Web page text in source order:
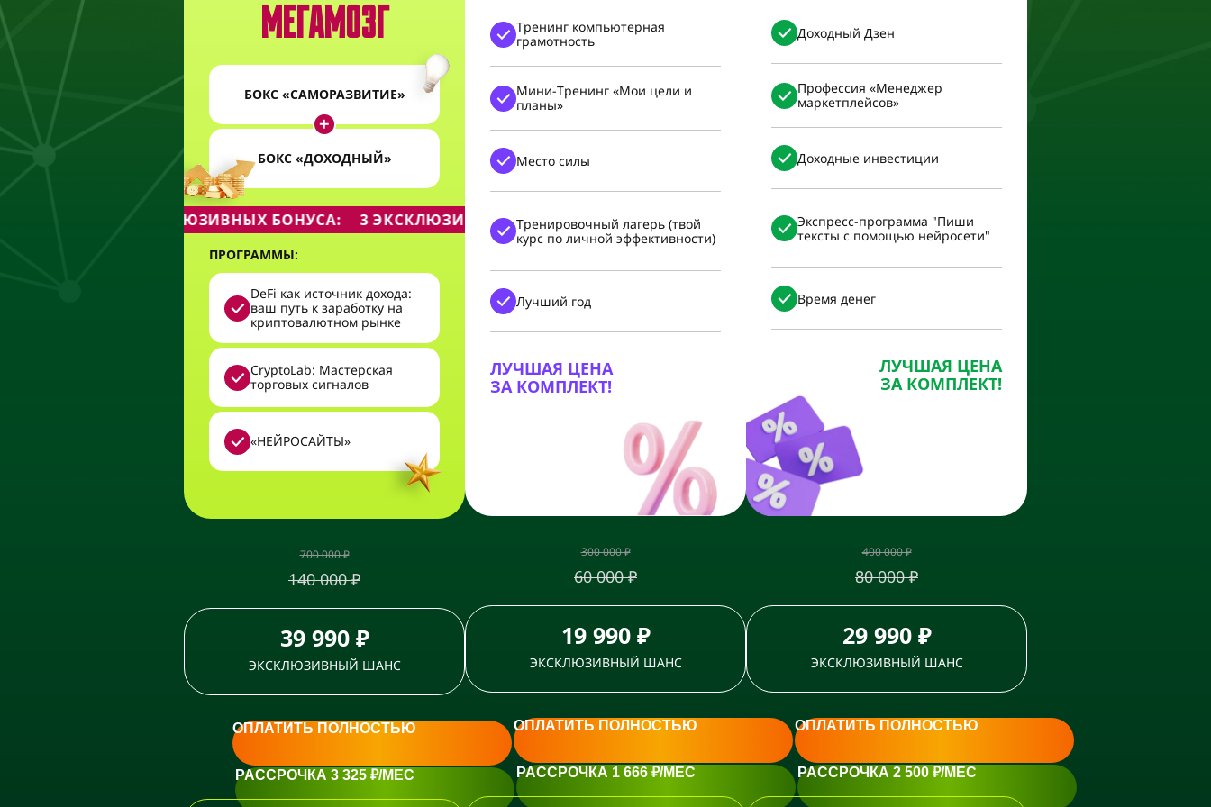
МЕГАМОЗГ
БОКС «САМОРАЗВИТИЕ»
БОКС «ДОХОДНЫЙ»
3 ЭКСКЛЮЗИВНЫХ БОНУСА: 3 ЭКСКЛЮЗИВНЫХ БОНУСА: 3 ЭКСКЛЮЗИВНЫХ БОНУСА: 3 ЭКСКЛЮЗИВНЫХ БОНУСА:
ПРОГРАММЫ:
DeFi как источник дохода:
ваш путь к заработку на
криптовалютном рынке
CryptoLab: Мастерская
торговых сигналов
«НЕЙРОСАЙТЫ»
700 000 ₽
140 000 ₽
39 990 ₽
ЭКСКЛЮЗИВНЫЙ ШАНС
ОПЛАТИТЬ ПОЛНОСТЬЮ
РАССРОЧКА 3 325 ₽/МЕС
Тренинг компьютерная
грамотность
Мини-Тренинг «Мои цели и
планы»
Место силы
Тренировочный лагерь (твой
курс по личной эффективности)
Лучший год
ЛУЧШАЯ ЦЕНА
ЗА КОМПЛЕКТ!
300 000 ₽
60 000 ₽
19 990 ₽
ЭКСКЛЮЗИВНЫЙ ШАНС
ОПЛАТИТЬ ПОЛНОСТЬЮ
РАССРОЧКА 1 666 ₽/МЕС
Доходный Дзен
Профессия «Менеджер
маркетплейсов»
Доходные инвестиции
Экспресс-программа "Пиши
тексты с помощью нейросети"
Время денег
ЛУЧШАЯ ЦЕНА
ЗА КОМПЛЕКТ!
400 000 ₽
80 000 ₽
29 990 ₽
ЭКСКЛЮЗИВНЫЙ ШАНС
ОПЛАТИТЬ ПОЛНОСТЬЮ
РАССРОЧКА 2 500 ₽/МЕС